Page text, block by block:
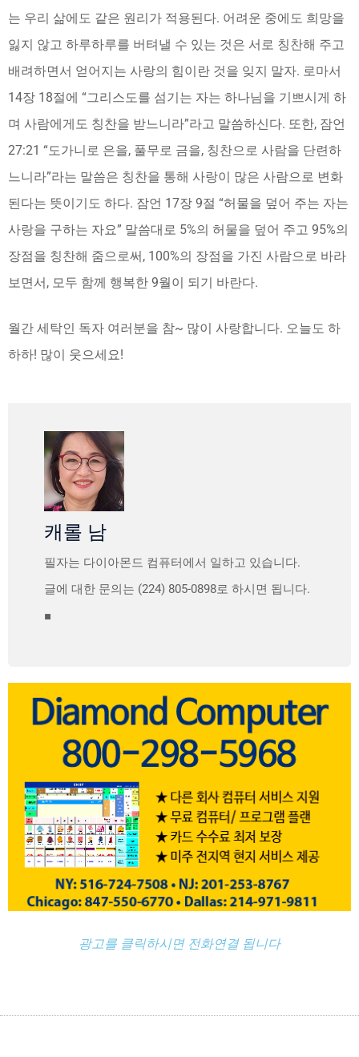
는 우리 삶에도 같은 원리가 적용된다. 어려운 중에도 희망을
잃지 않고 하루하루를 버텨낼 수 있는 것은 서로 칭찬해 주고
배려하면서 얻어지는 사랑의 힘이란 것을 잊지 말자. 로마서
14장 18절에 “그리스도를 섬기는 자는 하나님을 기쁘시게 하
며 사람에게도 칭찬을 받느니라”라고 말씀하신다. 또한, 잠언
27:21 “도가니로 은을, 풀무로 금을, 칭찬으로 사람을 단련하
느니라”라는 말씀은 칭찬을 통해 사랑이 많은 사람으로 변화
된다는 뜻이기도 하다. 잠언 17장 9절 “허물을 덮어 주는 자는
사랑을 구하는 자요” 말씀대로 5%의 허물을 덮어 주고 95%의
장점을 칭찬해 줌으로써, 100%의 장점을 가진 사람으로 바라
보면서, 모두 함께 행복한 9월이 되기 바란다.
월간 세탁인 독자 여러분을 참~ 많이 사랑합니다. 오늘도 하
하하! 많이 웃으세요!
캐롤 남
필자는 다이아몬드 컴퓨터에서 일하고 있습니다.
글에 대한 문의는 (224) 805-0898로 하시면 됩니다.
■
광고를 클릭하시면 전화연결 됩니다